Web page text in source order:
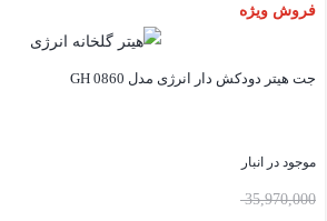
فروش ویژه
جت هیتر دودکش دار انرژی مدل GH 0860
موجود در انبار
35,970,000